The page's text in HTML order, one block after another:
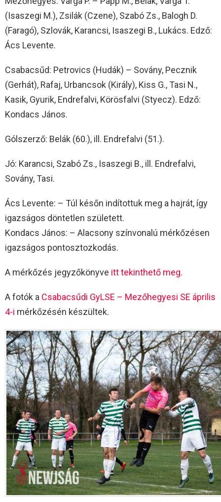
(Isaszegi M.), Zsilák (Czene), Szabó Zs., Balogh D.
(Faragó), Szlovák, Karancsi, Isaszegi B., Lukács. Edző:
Ács Levente.
Csabacsűd: Petrovics (Hudák) – Sovány, Pecznik
(Gerhát), Rafaj, Urbancsok (Király), Kiss G., Tasi N.,
Kasik, Gyurik, Endrefalvi, Körösfalvi (Styecz). Edző:
Kondacs János.
Gólszerző: Belák (60.), ill. Endrefalvi (51.).
Jó: Karancsi, Szabó Zs., Isaszegi B., ill. Endrefalvi,
Sovány, Tasi.
Ács Levente: – Túl későn indítottuk meg a hajrát, így
igazságos döntetlen született.
Kondacs János: – Alacsony színvonalú mérkőzésen
igazságos pontosztozkodás.
A mérkőzés jegyzőkönyve itt tekinthető meg.
A fotók a Csabacsűdi GyLSE – Mezőhegyesi SE április
4-i mérkőzésén készültek.